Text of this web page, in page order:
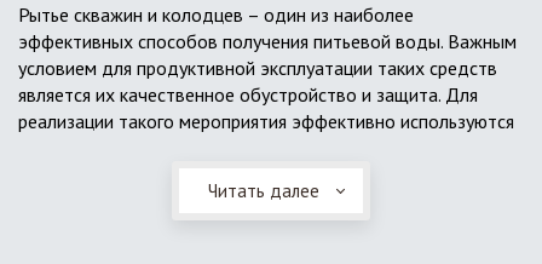
Рытье скважин и колодцев – один из наиболее
эффективных способов получения питьевой воды. Важным
условием для продуктивной эксплуатации таких средств
является их качественное обустройство и защита. Для
реализации такого мероприятия эффективно используются
Главное и неоспоримое преимущество кессонов – это
возможность эксплуатации в условиях пониженных
Читать далее